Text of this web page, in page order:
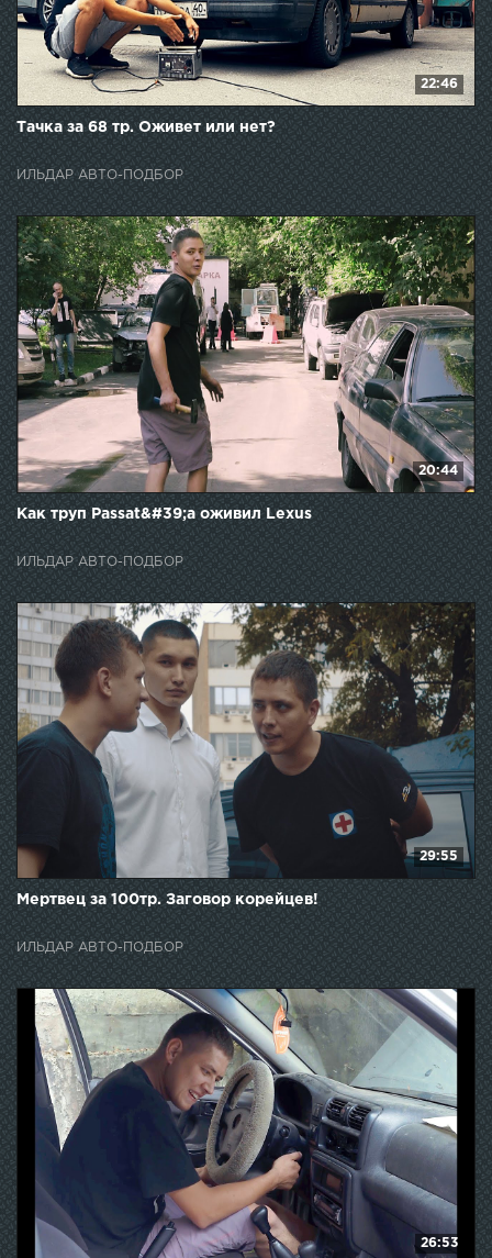
22:46
Тачка за 68 тр. Оживет или нет?
ИЛЬДАР АВТО-ПОДБОР
20:44
Как труп Passat&#39;a оживил Lexus
ИЛЬДАР АВТО-ПОДБОР
29:55
Мертвец за 100тр. Заговор корейцев!
ИЛЬДАР АВТО-ПОДБОР
26:53